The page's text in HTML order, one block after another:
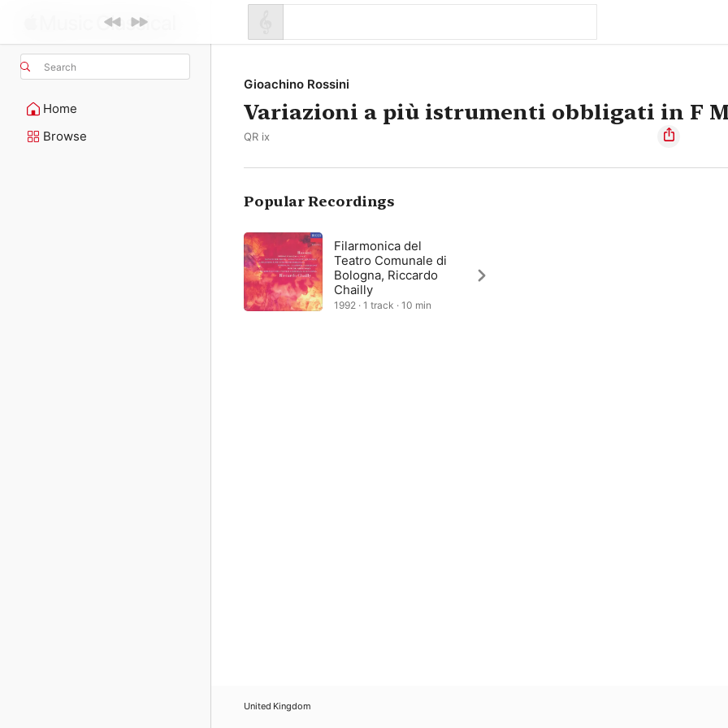
Search
Home
Browse
Gioachino Rossini
Variazioni a più istrumenti obbligati in F
QR ix
Popular Recordings
Filarmonica del
Teatro Comunale di
Bologna, Riccardo
Chailly
1992 · 1 track · 10 min
United Kingdom